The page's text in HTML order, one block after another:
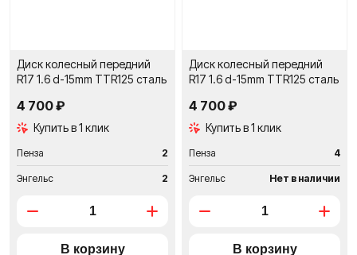
Диск колесный передний
R17 1.6 d-15mm TTR125 сталь
4 700 ₽
Купить в 1 клик
Пенза 2
Энгельс 2
Диск колесный передний
R17 1.6 d-15mm TTR125 сталь
4 700 ₽
Купить в 1 клик
Пенза 4
Энгельс Нет в наличии